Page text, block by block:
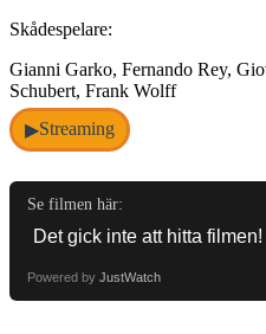
Skådespelare:
Gianni Garko, Fernando Rey,
Schubert, Frank Wolff
▶Streaming
Se filmen här:
Powered by JustWatch